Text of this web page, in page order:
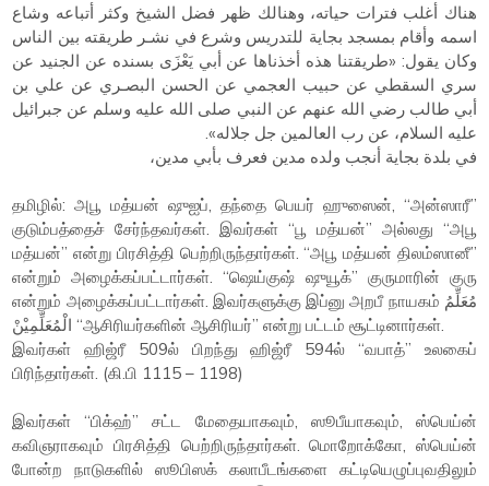
هناك أغلب فترات حياته، وهنالك ظهر فضل الشيخ وكثر أتباعه وشاع
اسمه وأقام بمسجد بجاية للتدريس وشرع في نشـر طريقته بين الناس
وكان يقول: «طريقتنا هذه أخذناها عن أبي يَعْزَى بسنده عن الجنيد عن
سري السقطي عن حبيب العجمي عن الحسن البصـري عن علي بن
أبي طالب رضي الله عنهم عن النبي صلى الله عليه وسلم عن جبرائيل
عليه السلام، عن رب العالمين جل جلاله».
في بلدة بجاية أنجب ولده مدين فعرف بأبي مدين،
தமிழில்: அபூ மத்யன் ஷுஐப், தந்தை பெயர் ஹுஸைன், “அன்ஸாரீ”
குடும்பத்தைச் சேர்ந்தவர்கள். இவர்கள் “பூ மத்யன்” அல்லது “அபூ
மத்யன்” என்று பிரசித்தி பெற்றிருந்தார்கள். “அபூ மத்யன் திலம்ஸானீ”
என்றும் அழைக்கப்பட்டார்கள். “ஷெய்குஷ் ஷுயூக்” குருமாரின் குரு
என்றும் அழைக்கப்பட்டார்கள். இவர்களுக்கு இப்னு அறபீ நாயகம் مُعَلِّمُ
الْمُعَلِّمِيْنْ “ஆசிரியர்களின் ஆசிரியர்” என்று பட்டம் சூட்டினார்கள்.
இவர்கள் ஹிஜ்ரீ 509ல் பிறந்து ஹிஜ்ரீ 594ல் “வபாத்” உலகைப்
பிரிந்தார்கள். (கி.பி 1115 – 1198)
இவர்கள் “பிக்ஹ்” சட்ட மேதையாகவும், ஸூபீயாகவும், ஸ்பெய்ன்
கவிஞராகவும் பிரசித்தி பெற்றிருந்தார்கள். மொறோக்கோ, ஸ்பெய்ன்
போன்ற நாடுகளில் ஸூபிஸக் கலாபீடங்களை கட்டியெழுப்புவதிலும்